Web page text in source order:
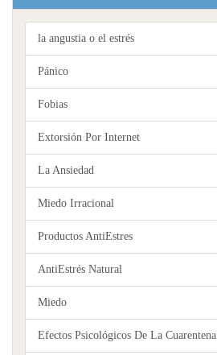
la angustia o el estrés
Pánico
Fobias
Extorsión Por Internet
La Ansiedad
Miedo Irracional
Productos AntiEstres
AntiEstrés Natural
Miedo
Efectos Psicológicos De La Cuarentena